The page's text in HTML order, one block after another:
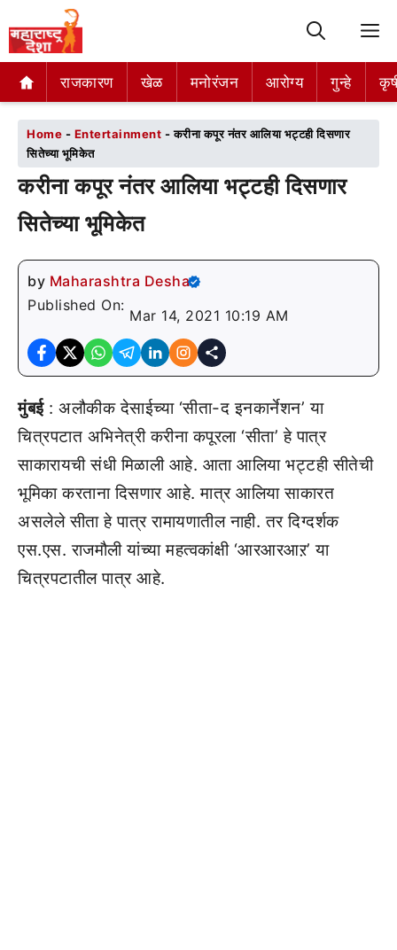
राजकारण खेळ मनोरंजन आरोग्य गुन्हे
राजकारण खेळ मनोरंजन आरोग्य गुन्हे
Home - Entertainment -करीना कपूर नंतर आलिया भट्टही दिसणार
सितेच्या भूमिकेत
करीना कपूर नंतर आलिया भट्टही दिसणार
सितेच्या भूमिकेत
by Maharashtra Desha
Published On:
Mar 14, 2021 10:19 AM
मुंबई: अलौकीक देसाईच्या ‘सीता-द इनकार्नेशन’ या
चित्रपटात अभिनेत्री करीना कपूरला ‘सीता’ हे पात्र
साकारायची संधी मिळाली आहे. आता आलिया भट्टही सीतेची
भूमिका करताना दिसणार आहे. मात्र आलिया साकारत
असलेले सीता हे पात्र रामायणातील नाही. तर दिग्दर्शक
एस.एस. राजमौली यांच्या महत्वकांक्षी ‘आरआरआऱ’ या
चित्रपटातील पात्र आहे.